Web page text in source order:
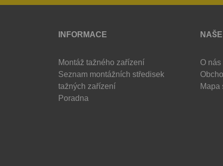
INFORMACE
Montáž tažného zařízení
Seznam montážních středisek
tažných zařízení
Poradna
O nás
Mapa